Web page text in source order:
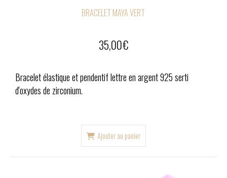
BRACELET MAYA VERT
35,00€
Bracelet élastique et pendentif lettre en argent 925 serti
d'oxydes de zirconium.
Ajouter au panier